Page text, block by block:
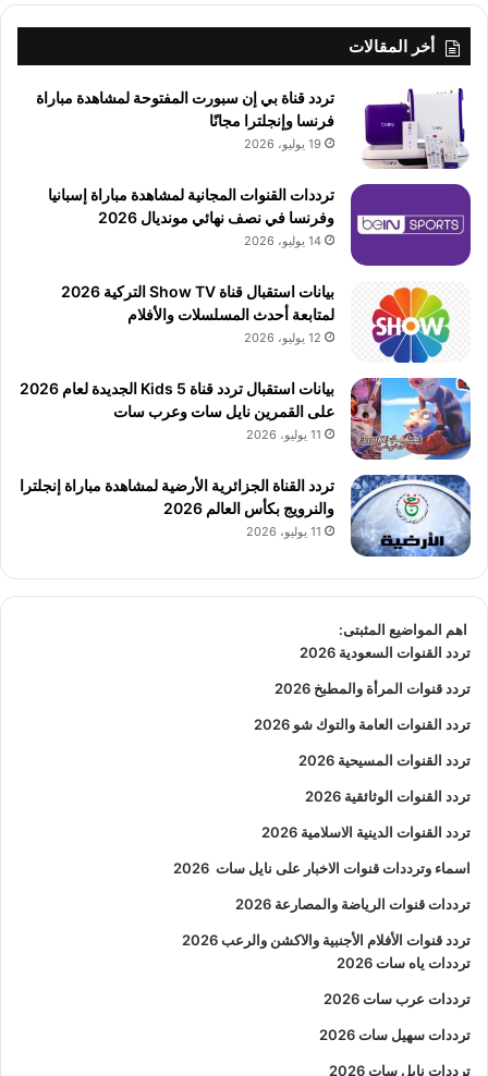
أخر المقالات
تردد قناة بي إن سبورت المفتوحة لمشاهدة مباراة
فرنسا وإنجلترا مجانًا
19 يوليو، 2026
ترددات القنوات المجانية لمشاهدة مباراة إسبانيا
وفرنسا في نصف نهائي مونديال 2026
14 يوليو، 2026
بيانات استقبال قناة Show TV التركية 2026
لمتابعة أحدث المسلسلات والأفلام
12 يوليو، 2026
بيانات استقبال تردد قناة 5 Kids الجديدة لعام 2026
على القمرين نايل سات وعرب سات
11 يوليو، 2026
تردد القناة الجزائرية الأرضية لمشاهدة مباراة إنجلترا
والنرويج بكأس العالم 2026
11 يوليو، 2026
اهم المواضيع المثبتى:
تردد القنوات السعودية 2026
تردد قنوات المرأة والمطبخ 2026
تردد القنوات العامة والتوك شو 2026
تردد القنوات المسيحية 2026
تردد القنوات الوثائقية 2026
تردد القنوات الدينية الاسلامية 2026
اسماء وترددات قنوات الاخبار على نايل سات 2026
ترددات قنوات الرياضة والمصارعة 2026
تردد قنوات الأفلام الأجنبية والاكشن والرعب2026
ترددات ياه سات 2026
ترددات عرب سات 2026
ترددات سهيل سات 2026
ترددات نايل سات 2026